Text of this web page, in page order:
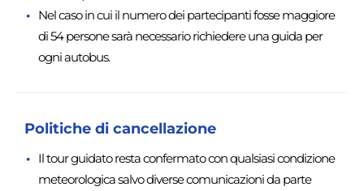
Nel caso in cui il numero dei partecipanti fosse maggiore
di 54 persone sarà necessario richiedere una guida per
ogni autobus.
Politiche di cancellazione
Il tour guidato resta confermato con qualsiasi condizione
meteorologica salvo diverse comunicazioni da parte